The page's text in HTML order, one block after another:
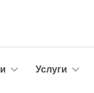
Услуги